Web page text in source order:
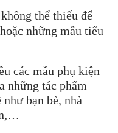
thể thiếu để
những mẫu tiểu
các mẫu phụ kiện
những tác phẩm
bạn bè, nhà